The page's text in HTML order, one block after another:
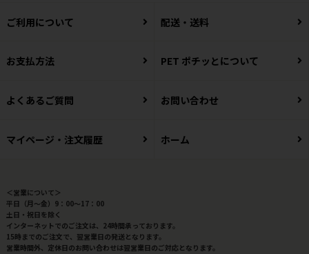
ご利用について 配送・送料
お支払方法 PET ポチッとについて
よくあるご質問 お問い合わせ
マイページ・注文履歴 ホーム
＜営業について＞
平日（月～金）9：00～17：00
土日・祝日を除く
インターネットでのご注文は、24時間承っております。
15時までのご注文で、翌営業日の発送となります。
営業時間外、定休日のお問い合わせは翌営業日のご対応となります。